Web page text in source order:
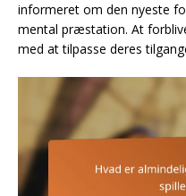
informeret om den nyeste
mental præstation. At
med at tilpasse deres